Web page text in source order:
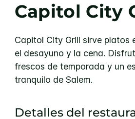
Capitol City
Capitol City Grill sirve platos
el desayuno y la cena.
frescos de temporada y un
tranquilo de Salem.
Detalles del